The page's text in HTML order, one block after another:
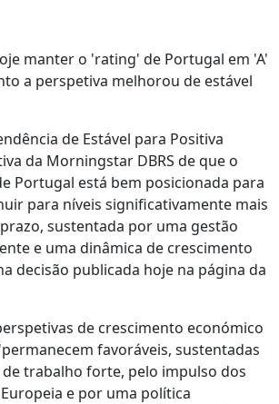
manter o 'rating' de Portugal em 'A'
a perspetiva melhorou de estável
de Estável para Positiva
da Morningstar DBRS de que o
Portugal está bem posicionada para
para níveis significativamente mais
sustentada por uma gestão
e uma dinâmica de crescimento
decisão publicada hoje na página da
de crescimento económico
favoráveis, sustentadas
trabalho forte, pelo impulso dos
e por uma política